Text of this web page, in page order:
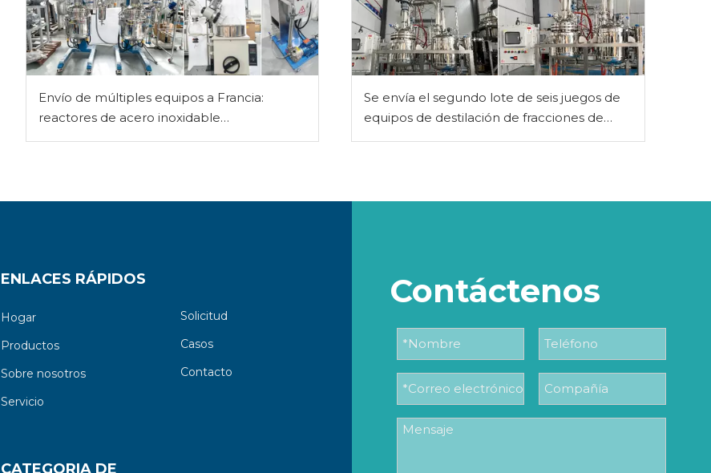
Envío de múltiples equipos a Francia:
reactores de acero inoxidable
Se envía el segundo lote de seis juegos de
equipos de destilación de fracciones de
ENLACES RÁPIDOS
Hogar
Productos
Sobre nosotros
Servicio
Solicitud
Casos
Contacto
CATEGORIA DE
Contáctenos